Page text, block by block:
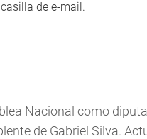
de e-mail.
Nacional como
de Gabriel Silva.